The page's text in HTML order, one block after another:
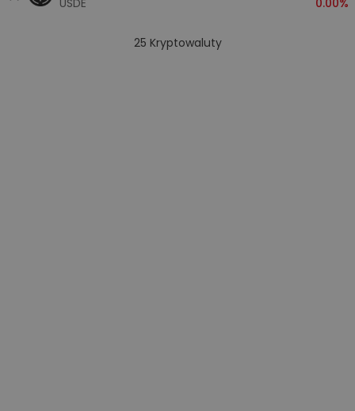
USDE
0.00%
25 Kryptowaluty